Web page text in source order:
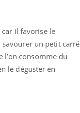
il favorise le
savourer un petit carré
l’on consomme du
le déguster en